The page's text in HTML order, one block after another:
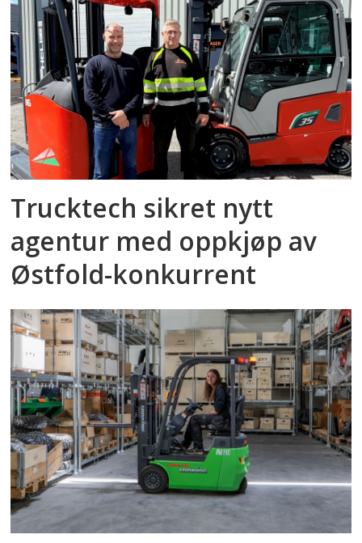
Trucktech sikret nytt
agentur med oppkjøp av
Østfold-konkurrent